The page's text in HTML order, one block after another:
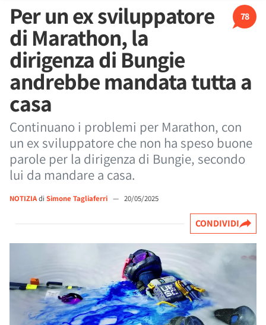
78
Per un ex sviluppatore
di Marathon, la
dirigenza di Bungie
andrebbe mandata tutta a
casa
Continuano i problemi per Marathon, con
un ex sviluppatore che non ha speso buone
parole per la dirigenza di Bungie, secondo
lui da mandare a casa.
NOTIZIAdi Simone Tagliaferri — 20/05/2025
CONDIVIDI